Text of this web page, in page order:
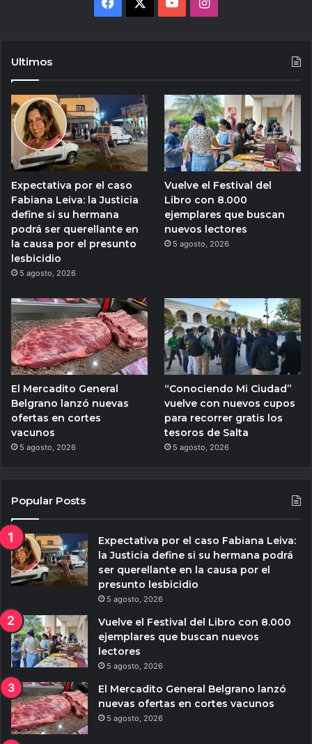
Ultimos
Expectativa por el caso
Fabiana Leiva: la Justicia
define si su hermana
podrá ser querellante en
la causa por el presunto
lesbicidio
5 agosto, 2026
Vuelve el Festival del
Libro con 8.000
ejemplares que buscan
nuevos lectores
5 agosto, 2026
El Mercadito General
Belgrano lanzó nuevas
ofertas en cortes
vacunos
5 agosto, 2026
“Conociendo Mi Ciudad”
vuelve con nuevos cupos
para recorrer gratis los
tesoros de Salta
5 agosto, 2026
Popular Posts
Expectativa por el caso Fabiana Leiva:
la Justicia define si su hermana podrá
ser querellante en la causa por el
presunto lesbicidio
5 agosto, 2026
Vuelve el Festival del Libro con 8.000
ejemplares que buscan nuevos
lectores
5 agosto, 2026
El Mercadito General Belgrano lanzó
nuevas ofertas en cortes vacunos
5 agosto, 2026